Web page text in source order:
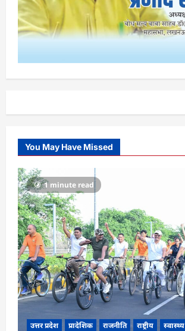
You May Have Missed
1 minute read
उत्तर प्रदेश प्रादेशिक राजनीति राष्ट्रीय स्वास्थ्य